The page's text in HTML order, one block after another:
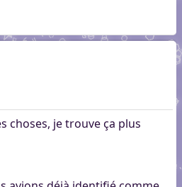
choses, je trouve ça plus